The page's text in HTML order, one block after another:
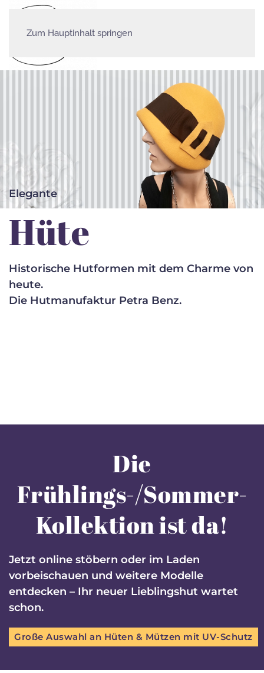
Zum Hauptinhalt springen
Elegante
Hüte
Historische Hutformen mit dem Charme von
heute.
Die Hutmanufaktur Petra Benz.
Die
Frühlings-/Sommer-
Kollektion ist da!
Jetzt online stöbern oder im Laden
vorbeischauen und weitere Modelle
entdecken – Ihr neuer Lieblingshut wartet
schon.
Große Auswahl an Hüten & Mützen mit UV-Schutz